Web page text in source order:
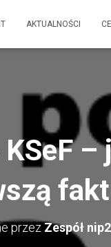
AKTUALNOŚCI
przez Zespół